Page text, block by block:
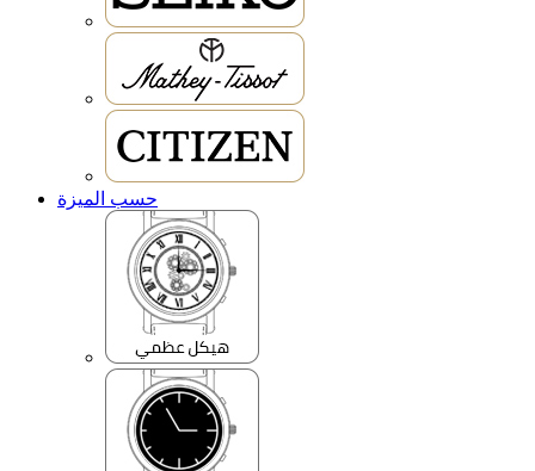
حسب الميزة